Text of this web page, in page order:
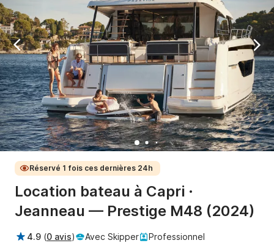
Réservé 1 fois ces dernières 24h
Location bateau à Capri ·
Jeanneau — Prestige M48 (2024)
4.9 (0 avis) Avec Skipper
Professionnel